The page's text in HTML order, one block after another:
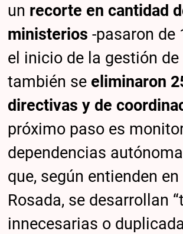
un recorte en cantidad
ministerios-pasaron de
el inicio de la gestión
también se eliminaron
directivas y de
próximo paso es
dependencias
que, según entienden
Rosada, se desarrollan
innecesarias o